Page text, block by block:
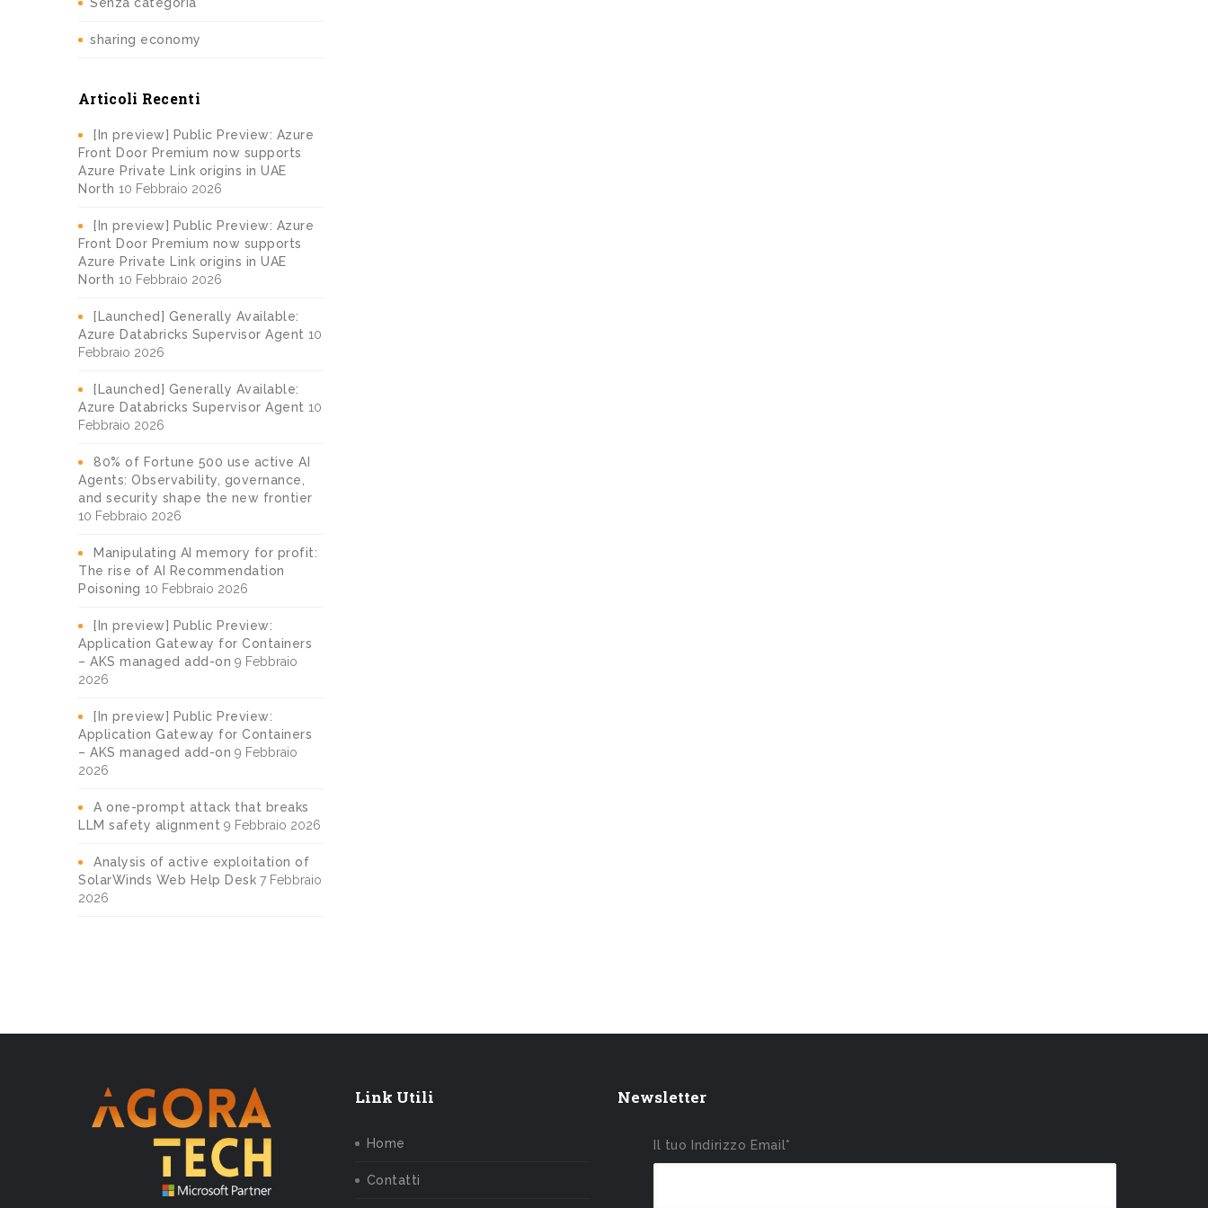
sharing economy
Articoli Recenti
[In preview] Public Preview: Azure
Front Door Premium now supports
Azure Private Link origins in UAE
North 10 Febbraio 2026
[In preview] Public Preview: Azure
Front Door Premium now supports
Azure Private Link origins in UAE
North 10 Febbraio 2026
[Launched] Generally Available:
Azure Databricks Supervisor Agent 10
Febbraio 2026
[Launched] Generally Available:
Azure Databricks Supervisor Agent 10
Febbraio 2026
80% of Fortune 500 use active AI
Agents: Observability, governance,
and security shape the new frontier
10 Febbraio 2026
Manipulating AI memory for profit:
The rise of AI Recommendation
Poisoning 10 Febbraio 2026
[In preview] Public Preview:
Application Gateway for Containers
– AKS managed add-on 9 Febbraio
2026
[In preview] Public Preview:
Application Gateway for Containers
– AKS managed add-on 9 Febbraio
2026
A one-prompt attack that breaks
LLM safety alignment 9 Febbraio 2026
Analysis of active exploitation of
SolarWinds Web Help Desk 7 Febbraio
2026
Link Utili
Home
Contatti
Newsletter
Il tuo Indirizzo Email*